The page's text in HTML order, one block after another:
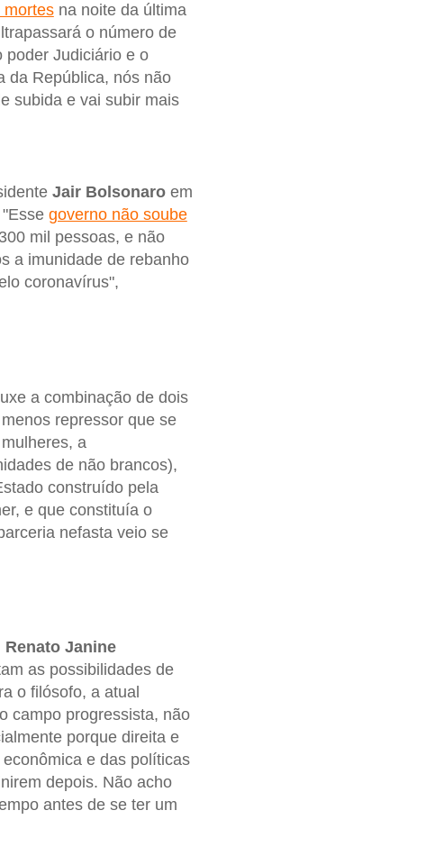
mortesna noite da última
o número de
poder Judiciário e o
da República, nós não
subida e vai subir mais
Jair Bolsonaroem
governo não soube
mil pessoas, e não
a imunidade de rebanho
coronavírus",
a combinação de dois
repressor que se
a
de não brancos),
construído pela
e que constituía o
nefasta veio se
Renato Janine
as possibilidades de
o filósofo, a atual
campo progressista, não
porque direita e
e das políticas
depois. Não acho
antes de se ter um